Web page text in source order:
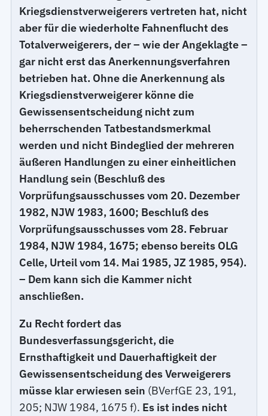
Kriegsdienstverweigerers vertreten hat, nicht
aber für die wiederholte Fahnenflucht des
Totalverweigerers, der – wie der Angeklagte –
gar nicht erst das Anerkennungsverfahren
betrieben hat. Ohne die Anerkennung als
Kriegsdienstverweigerer könne die
Gewissensentscheidung nicht zum
beherrschenden Tatbestandsmerkmal
werden und nicht Bindeglied der mehreren
äußeren Handlungen zu einer einheitlichen
Handlung sein (Beschluß des
Vorprüfungsausschusses vom 20. Dezember
1982, NJW 1983, 1600; Beschluß des
Vorprüfungsausschusses vom 28. Februar
1984, NJW 1984, 1675; ebenso bereits OLG
Celle, Urteil vom 14. Mai 1985, JZ 1985, 954).
– Dem kann sich die Kammer nicht
anschließen.
Zu Recht fordert das
Bundesverfassungsgericht, die
Ernsthaftigkeit und Dauerhaftigkeit der
Gewissensentscheidung des Verweigerers
müsse klar erwiesen sein (BVerfGE 23, 191,
205; NJW 1984, 1675 f). Es ist indes nicht